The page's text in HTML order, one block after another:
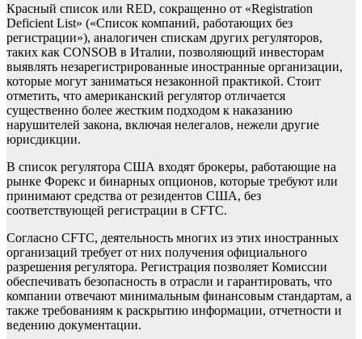
Красный список или RED, сокращенно от «Registration
Deficient List» («Список компаний, работающих без
регистрации»), аналогичен спискам других регуляторов,
таких как CONSOB в Италии, позволяющий инвесторам
выявлять незарегистрированные иностранные организации,
которые могут заниматься незаконной практикой. Стоит
отметить, что американский регулятор отличается
существенно более жестким подходом к наказанию
нарушителей закона, включая нелегалов, нежели другие
юрисдикции.
В список регулятора США входят брокеры, работающие на
рынке Форекс и бинарных опционов, которые требуют или
принимают средства от резидентов США, без
соответствующей регистрации в CFTC.
Согласно CFTC, деятельность многих из этих иностранных
организаций требует от них получения официального
разрешения регулятора. Регистрация позволяет Комиссии
обеспечивать безопасность в отрасли и гарантировать, что
компании отвечают минимальным финансовым стандартам, а
также требованиям к раскрытию информации, отчетности и
ведению документации.